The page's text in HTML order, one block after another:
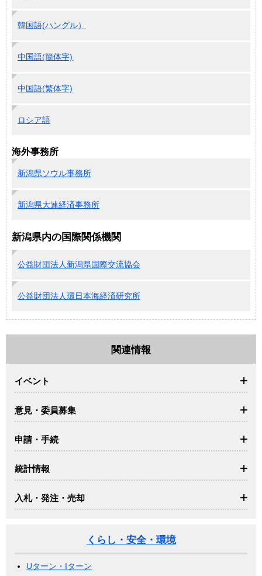
韓国語(ハングル）
中国語(簡体字)
中国語(繁体字)
ロシア語
海外事務所
新潟県ソウル事務所
新潟県大連経済事務所
新潟県内の国際関係機関
公益財団法人新潟県国際交流協会
公益財団法人環日本海経済研究所
関連情報
イベント
意見・委員募集
申請・手続
統計情報
入札・発注・売却
くらし・安全・環境
Uターン・Iターン